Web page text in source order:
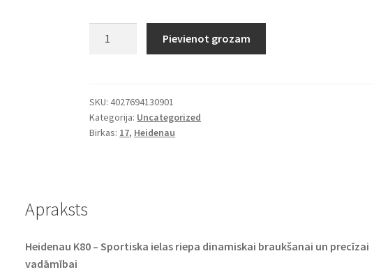
-
17
54H
Pievienot grozam
SKU:4027694130901
Kategorija: Uncategorized
Birkas: 17, Heidenau
Apraksts
Heidenau K80 – Sportiska ielas riepa dinamiskai braukšanai un precīzai
vadāmībai